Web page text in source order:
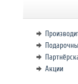
Акции